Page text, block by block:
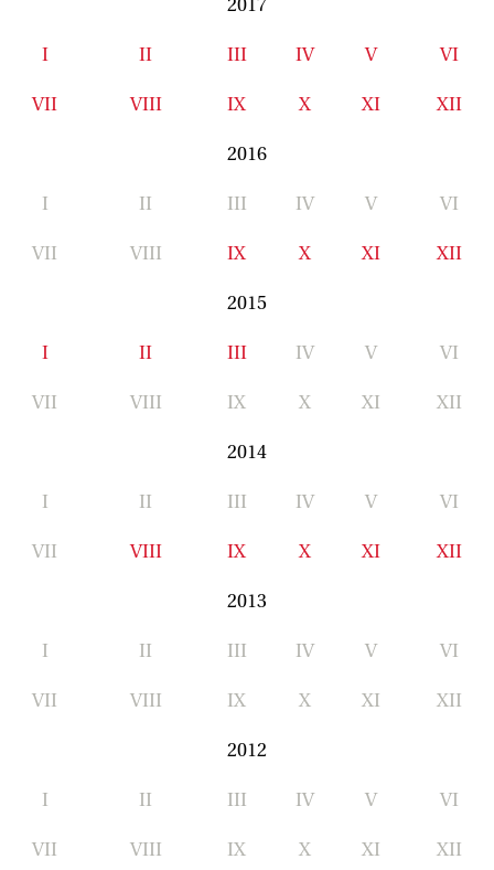
I II III IV V VI
VII VIII IX X XI XII
2016
I II III IV V VI
VII VIII IX X XI XII
2015
I II III IV V VI
VII VIII IX X XI XII
2014
I II III IV V VI
VII VIII IX X XI XII
2013
I II III IV V VI
VII VIII IX X XI XII
2012
I II III IV V VI
VII VIII IX X XI XII